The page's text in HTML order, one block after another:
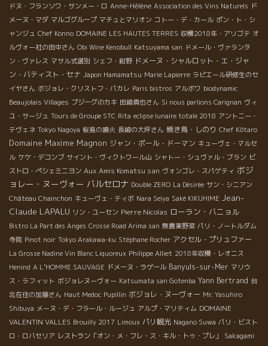
ドヌ・フランソワ・サンメー・ロ Anne-Hélène Association des Vins Naturels ド
メーヌ・マダ マルゴグループ マチュとマリオン コトー・デ・カール ポン・ト・シ
ャンジュ Chef Konno DOMAINE LES HAUTES TERRES 収穫2018年・アリゴテ オ
ルヴォー社の田中さん Obi Wine Kenobull Katsuyama san ドメール・ヴァランタ
ン・ヴァレス マサル式選別 シェフ・紺野 ドメーヌ・シャルロット・エ・ジャ
ン・バティスト・セナ Japon Hamamatsu Marie Lapierre ラピエール研修生のセ
イヤさん ボジョレ・クリストフ・パカレ Paris bistros アルボワ biodynamic
Beaujolais Villages ブジーグのカキ 田崎真也さん Si nous parlions Carignan ヴィ
ユ・サージュ Tours de Groupe STC Rita eclipse lunaire totale 2018 アントニー・
テヴェネ Tokyo Nagoya 桜島の噴火 長崎の大坪さん 焼き鳥・しのり Chef Kôtaro
Domaine Maxime Magnon ジャン・ポール・ドーマン キューヴェ・マルセ
ル ケケ・デコンブ サイント・ヴィクトワール山 シャトー・シュヴァル・ブラン ビ
ストロ・ペシェミニヨン Aux Amis Komatsu san ヴォンゴレ・スパゲティ ボジ
ョレー・ヌーヴォー バルセロナ Double ZERO La Désirée サン・シニアン
Château Chainchon キューヴェ・ティボ Nara Seiya Saké KIKUHIME Jean-
Claude LAPALU リン・ユーセン Pierre Nicolas ローラン・バニョル
Bistro La Part des Anges Crosse Road Arima san 無農薬野菜 パリ・ノートルダム
寺院 Pinot noir Tokyo Arakawa-ku Stéphane Rocher アクセル・プリュファー
La Grosse Nadine Vin Blanc Liquoreux Philippe Alliet 2018年収穫・レオニス
Henind A L’HOMME SAUVAGE ドメーヌ・ラゲール Banyuls-sur-Mer マリウ
ス・ラフィット ボジョレヌーヴォー Katsumata san Gotenba Yann Bertrand 台
北在住の加藤さん Haut Medoc Pupillin ボジョレ・ヌーヴォー Mr. Yasuhiro
Shibuya メーヌ・デ・フラール・ルージュ アルプ・マリティム DOMAINE
VALENTIN VALLES Brouilly 2017 Limoux パリ観光 Nagano Suwa パリ・ビスト
ロ・ロバセリア レストラン「オン・メ・フレ・ス・キル・トゥ・プレ」
Sakagami